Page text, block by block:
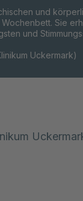
und
Sie
und
Uckermark)